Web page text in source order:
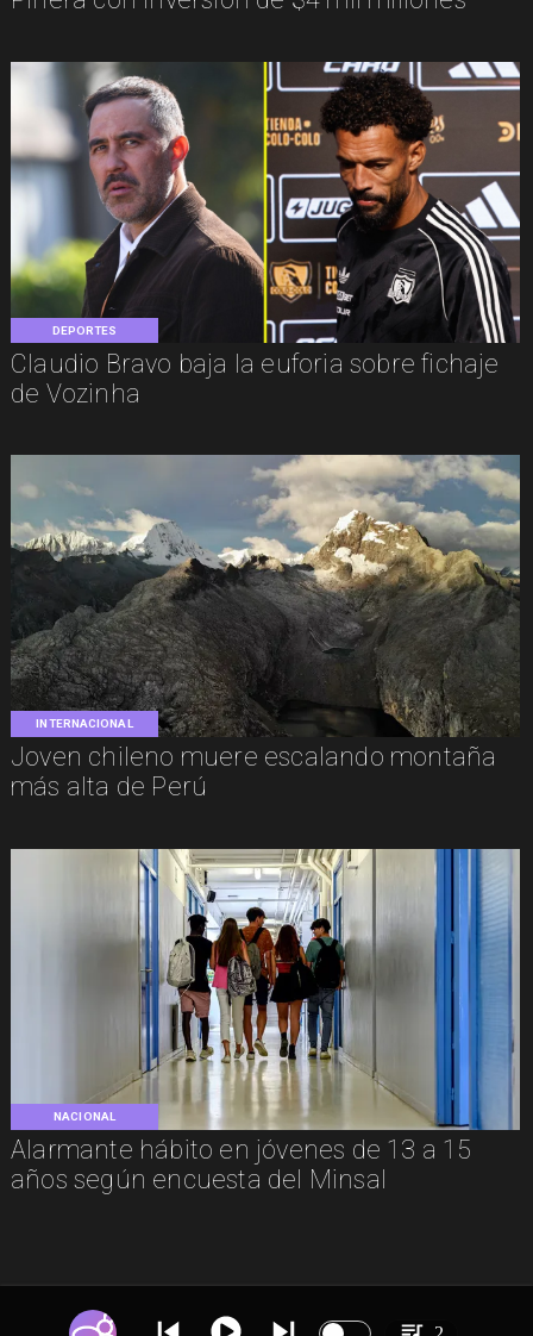
DEPORTES
Claudio Bravo baja la euforia sobre fichaje
de Vozinha
INTERNACIONAL
Joven chileno muere escalando montaña
más alta de Perú
NACIONAL
Alarmante hábito en jóvenes de 13 a 15
años según encuesta del Minsal